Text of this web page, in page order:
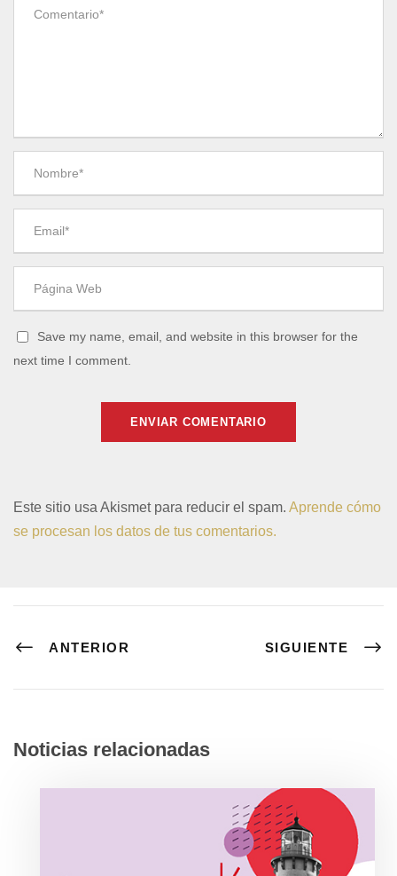
Save my name, email, and website in this browser for the
next time I comment.
Este sitio usa Akismet para reducir el spam. Aprende cómo
se procesan los datos de tus comentarios.
ANTERIOR SIGUIENTE
Noticias relacionadas